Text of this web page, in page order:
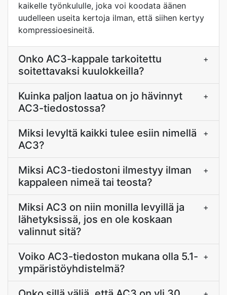
kaikelle työnkululle, joka voi koodata äänen
uudelleen useita kertoja ilman, että siihen kertyy
kompressioesineitä.
Onko AC3-kappale tarkoitettu
soitettavaksi kuulokkeilla?
+
Kuinka paljon laatua on jo hävinnyt
AC3-tiedostossa?
+
Miksi levyltä kaikki tulee esiin nimellä
AC3?
+
Miksi AC3-tiedostoni ilmestyy ilman
kappaleen nimeä tai teosta?
+
Miksi AC3 on niin monilla levyillä ja
lähetyksissä, jos en ole koskaan
valinnut sitä?
+
Voiko AC3-tiedoston mukana olla 5.1-
ympäristöyhdistelmä?
+